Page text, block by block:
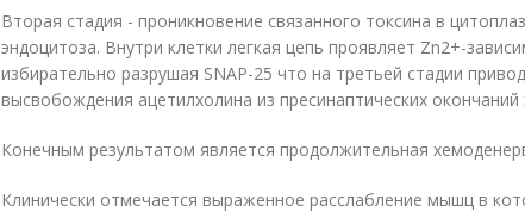
Вторая стадия - проникновение связанного токсина в
эндоцитоза. Внутри клетки легкая цепь проявляет Zn2+-
избирательно разрушая SNAP-25 что на третьей стадии
высвобождения ацетилхолина из пресинаптических окончаний
Конечным результатом является продолжительная
Клинически отмечается выраженное расслабление мышц в